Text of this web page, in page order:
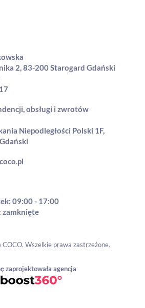
2, 83-200 Starogard Gdański
obsługi i zwrotów
Niepodległości Polski 1F,
09:00 - 17:00
zamknięte
Wszelkie prawa zastrzeżone.
zaprojektowała agencja